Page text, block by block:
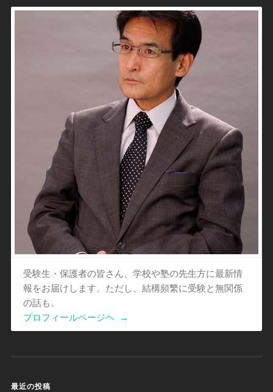
受験生・保護者の皆さん、学校や塾の先生方に最新情
報をお届けします。ただし、結構頻繁に受験と無関係
の話も。
プロフィールページヘ
→
最近の投稿